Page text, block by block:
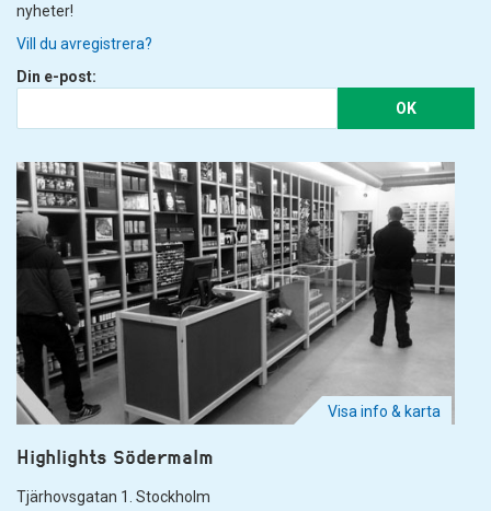
nyheter!
Vill du avregistrera?
Din e-post:
OK
Visa info & karta
Highlights Södermalm
Tjärhovsgatan 1. Stockholm